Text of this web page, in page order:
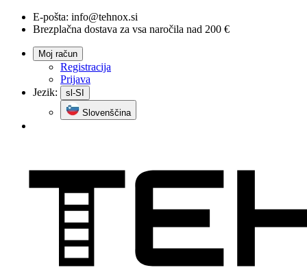
E-pošta: info@tehnox.si
Brezplačna dostava za vsa naročila nad 200 €
Moj račun
Registracija
Prijava
Jezik:
sl-SI
Slovenščina